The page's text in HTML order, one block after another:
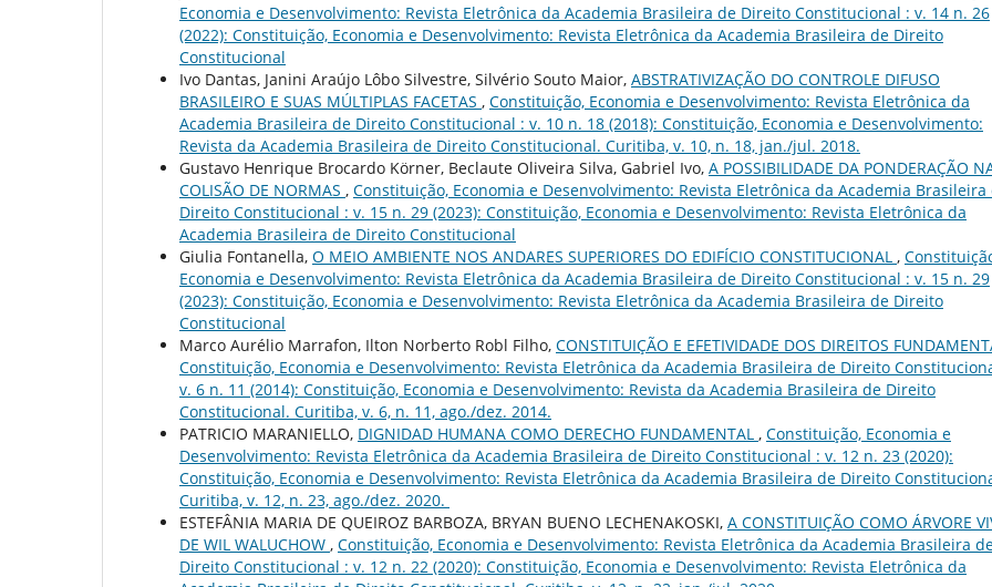
Economia e Desenvolvimento: Revista Eletrônica da Academia Brasileira de Direito Constitucional : v. 14 n. 26
(2022): Constituição, Economia e Desenvolvimento: Revista Eletrônica da Academia Brasileira de Direito
Constitucional
Ivo Dantas, Janini Araújo Lôbo Silvestre, Silvério Souto Maior, ABSTRATIVIZAÇÃO DO CONTROLE DIFUSO
BRASILEIRO E SUAS MÚLTIPLAS FACETAS , Constituição, Economia e Desenvolvimento: Revista Eletrônica da
Academia Brasileira de Direito Constitucional : v. 10 n. 18 (2018): Constituição, Economia e Desenvolvimento:
Revista da Academia Brasileira de Direito Constitucional. Curitiba, v. 10, n. 18, jan./jul. 2018.
Gustavo Henrique Brocardo Körner, Beclaute Oliveira Silva, Gabriel Ivo, A POSSIBILIDADE DA PONDERAÇÃO
COLISÃO DE NORMAS , Constituição, Economia e Desenvolvimento: Revista Eletrônica da Academia Brasileira
Direito Constitucional : v. 15 n. 29 (2023): Constituição, Economia e Desenvolvimento: Revista Eletrônica da
Academia Brasileira de Direito Constitucional
Giulia Fontanella, O MEIO AMBIENTE NOS ANDARES SUPERIORES DO EDIFÍCIO CONSTITUCIONAL ,
Economia e Desenvolvimento: Revista Eletrônica da Academia Brasileira de Direito Constitucional : v. 15 n. 29
(2023): Constituição, Economia e Desenvolvimento: Revista Eletrônica da Academia Brasileira de Direito
Constitucional
Marco Aurélio Marrafon, Ilton Norberto Robl Filho, CONSTITUIÇÃO E EFETIVIDADE DOS DIREITOS
Constituição, Economia e Desenvolvimento: Revista Eletrônica da Academia Brasileira de Direito
v. 6 n. 11 (2014): Constituição, Economia e Desenvolvimento: Revista da Academia Brasileira de Direito
Constitucional. Curitiba, v. 6, n. 11, ago./dez. 2014.
PATRICIO MARANIELLO, DIGNIDAD HUMANA COMO DERECHO FUNDAMENTAL , Constituição, Economia e
Desenvolvimento: Revista Eletrônica da Academia Brasileira de Direito Constitucional : v. 12 n. 23 (2020):
Constituição, Economia e Desenvolvimento: Revista Eletrônica da Academia Brasileira de Direito
Curitiba, v. 12, n. 23, ago./dez. 2020.
ESTEFÂNIA MARIA DE QUEIROZ BARBOZA, BRYAN BUENO LECHENAKOSKI, A CONSTITUIÇÃO COMO ÁRVORE
DE WIL WALUCHOW , Constituição, Economia e Desenvolvimento: Revista Eletrônica da Academia Brasileira
Direito Constitucional : v. 12 n. 22 (2020): Constituição, Economia e Desenvolvimento: Revista Eletrônica da